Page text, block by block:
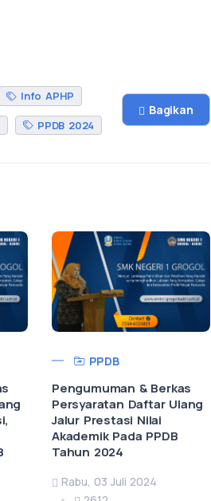
Info APHP
PPDB 2024
Bagikan
PPDB
Pengumuman & Berkas
Persyaratan Daftar Ulang
Jalur Prestasi Nilai
Akademik Pada PPDB
Tahun 2024
Rabu, 03 Juli 2024